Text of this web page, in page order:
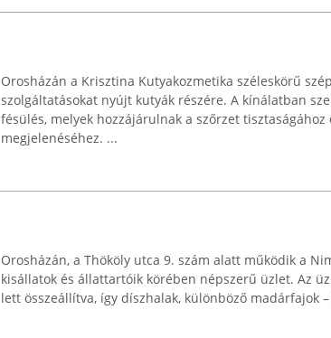
Orosházán a Krisztina Kutyakozmetika széleskörű
szolgáltatásokat nyújt kutyák részére. A kínálatban
fésülés, melyek hozzájárulnak a szőrzet tisztaságához
megjelenéséhez. ...
Orosházán, a Thököly utca 9. szám alatt működik a
kisállatok és állattartóik körében népszerű üzlet. Az
lett összeállítva, így díszhalak, különböző madárfajok